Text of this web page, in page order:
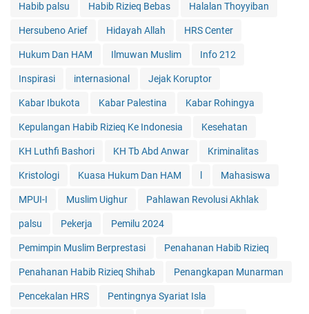
Habib palsu Habib Rizieq Bebas Halalan Thoyyiban
Hersubeno Arief Hidayah Allah HRS Center
Hukum Dan HAM Ilmuwan Muslim Info 212
Inspirasi internasional Jejak Koruptor
Kabar Ibukota Kabar Palestina Kabar Rohingya
Kepulangan Habib Rizieq Ke Indonesia Kesehatan
KH Luthfi Bashori KH Tb Abd Anwar Kriminalitas
Kristologi Kuasa Hukum Dan HAM Mahasiswa
MPUI-I Muslim Uighur Pahlawan Revolusi Akhlak
palsu Pekerja Pemilu 2024
Pemimpin Muslim Berprestasi Penahanan Habib Rizieq
Penahanan Habib Rizieq Shihab Penangkapan Munarman
Pencekalan HRS Pentingnya Syariat Isla